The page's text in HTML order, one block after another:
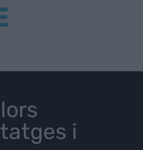
i